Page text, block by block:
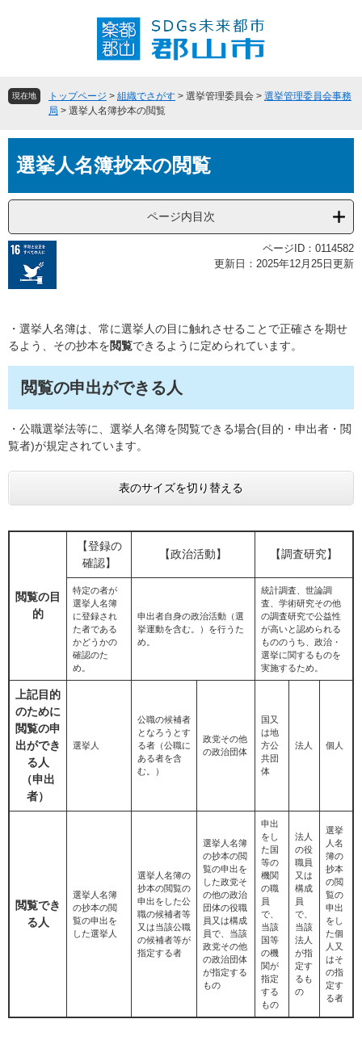
頭
飛
へ
現在地 トップページ > 組織でさがす > 選挙管理委員会 > 選挙管理委員会事務
局 > 選挙人名簿抄本の閲覧
文選挙人名簿抄本の閲覧
ページ内目次
ページID：0114582
更新日：2025年12月25日更新
・選挙人名簿は、常に選挙人の目に触れさせることで正確さを期せ
るよう、その抄本を閲覧できるように定められています。
閲覧の申出ができる人
・公職選挙法等に、選挙人名簿を閲覧できる場合(目的・申出者・閲
覧者)が規定されています。
表のサイズを切り替える
閲覧の目
的
【登録の
確認】
【政治活動】 【調査研究】
特定の者が
選挙人名簿
に登録され
た者である
かどうかの
確認のた
め。
申出者自身の政治活動（選
挙運動を含む。）を行うた
め。
統計調査、世論調
査、学術研究その他
の調査研究で公益性
が高いと認められる
もののうち、政治・
選挙に関するものを
実施するため。
上記目的
のために
閲覧の申
出ができ
る人
（申出
者）
選挙人
公職の候補者
となろうとす
る者（公職に
ある者を含
む。）
政党その他
の政治団体
国又
は地
方公
共団
体
法人 個人
閲覧でき
る人
選挙人名簿
の抄本の閲
覧の申出を
した選挙人
選挙人名簿の
抄本の閲覧の
申出をした公
職の候補者等
又は当該公職
の候補者等が
指定する者
選挙人名簿
の抄本の閲
覧の申出を
した政党そ
の他の政治
団体の役職
員又は構成
員で、当該
政党その他
の政治団体
が指定する
もの
申出
をし
た国
等の
機関
の職
員
で、
当該
国等
の機
関が
指定
する
もの
法人
の役
職員
又は
構成
員
で、
当該
法人
が指
定す
るも
の
選挙
人名
簿の
抄本
の閲
覧の
申出
をし
た個
人又
はそ
の指
定す
る者